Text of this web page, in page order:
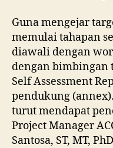
Guna mengejar
memulai tahapan
diawali dengan
dengan bimbingan
Self Assessment
pendukung
turut mendapat
Project Manager
Santosa, ST, MT,